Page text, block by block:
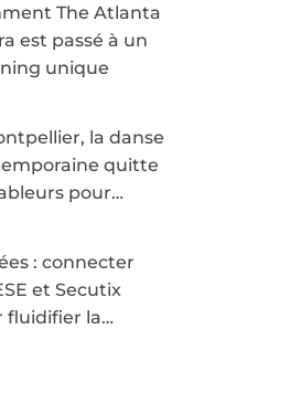
The Atlanta
est passé à un
unique
la danse
quitte
pour
: connecter
et Secutix
fluidifier la